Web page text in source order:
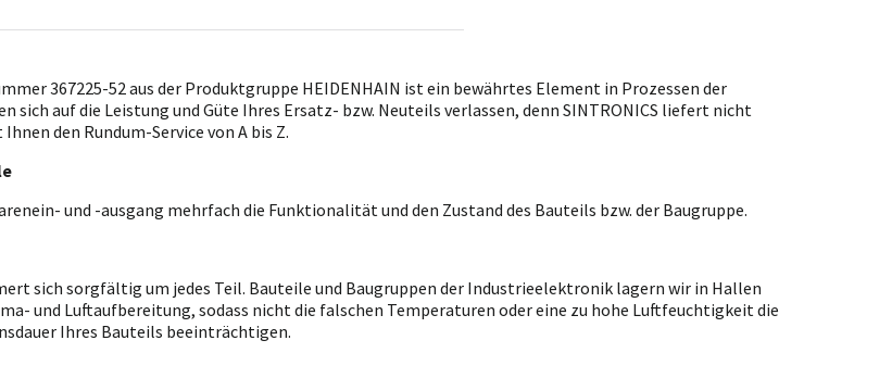
367225-52 aus der Produktgruppe HEIDENHAIN ist ein bewährtes Element in Prozessen der
sich auf die Leistung und Güte Ihres Ersatz- bzw. Neuteils verlassen, denn SINTRONICS liefert nicht
den Rundum-Service von A bis Z.
und -ausgang mehrfach die Funktionalität und den Zustand des Bauteils bzw. der Baugruppe.
sich sorgfältig um jedes Teil. Bauteile und Baugruppen der Industrieelektronik lagern wir in Hallen
und Luftaufbereitung, sodass nicht die falschen Temperaturen oder eine zu hohe Luftfeuchtigkeit die
Ihres Bauteils beeinträchtigen.